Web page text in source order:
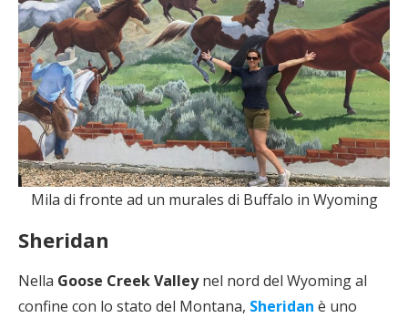
Mila di fronte ad un murales di Buffalo in Wyoming
Sheridan
Nella Goose Creek Valleynel nord del Wyoming al
confine con lo stato del Montana, Sheridan è uno